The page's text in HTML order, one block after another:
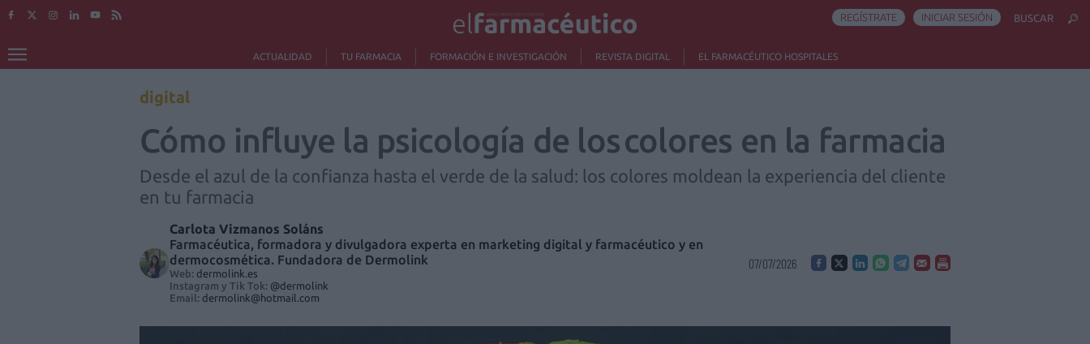
ACTUALIDAD TU FARMACIA FORMACIÓN E INVESTIGACIÓN REVISTA DIGITAL EL FARMACÉUTICO HOSPITALES
REGÍSTRATE INICIAR SESIÓN BUSCAR
digital
Cómo influye la psicología de los colores en la farmacia
Desde el azul de la confianza hasta el verde de la salud: los colores moldean la experiencia del cliente
en tu farmacia
Carlota Vizmanos Soláns
Farmacéutica, formadora y divulgadora experta en marketing digital y farmacéutico y en
dermocosmética. Fundadora de Dermolink
Web: dermolink.es
Instagram y Tik Tok: @dermolink
Email: dermolink@hotmail.com
07/07/2026